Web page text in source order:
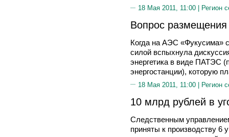
18 Мая 2011, 11:00 | Регион
Вопрос
Когда на АЭС «Фукусима»
силой вспыхнула
энергетика в виде ПАТЭС
энергостанции), которую
18 Мая 2011, 11:00 | Регион
10 млрд рублей в
Следственным
приняты к производству 6